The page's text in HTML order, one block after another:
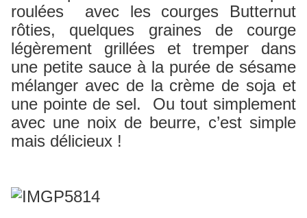
roulées avec les courges Butternut
rôties, quelques graines de courge
légèrement grillées et tremper dans
une petite sauce à la purée de sésame
mélanger avec de la crème de soja et
une pointe de sel. Ou tout simplement
avec une noix de beurre, c’est simple
mais délicieux !